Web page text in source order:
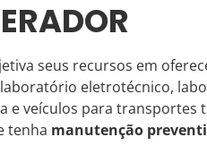
seus recursos em
eletrotécnico,
e veículos para
tenha manutenção